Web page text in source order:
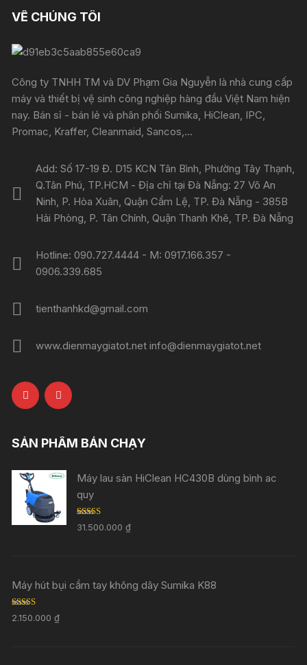
VỀ CHÚNG TÔI
Công ty TNHH TM và DV Phạm Gia Nguyễn là nhà cung cấp
máy và thiết bị vệ sinh công nghiệp hàng đầu Việt Nam hiện
nay. Bán sỉ - bán lẻ và phân phối Sumika, HiClean, IPC,
Promac, Kraffer, Cleanmaid, Sancos,...
Add: Số 17-19 Đ. D15 KCN Tân Bình, Phường Tây Thạnh,
Q.Tân Phú, TP.HCM - Địa chỉ tại Đà Nẵng: 27 Võ An
Ninh, P. Hòa Xuân, Quận Cẩm Lệ, TP. Đà Nẵng - 385B
Hải Phòng, P. Tân Chính, Quận Thanh Khê, TP. Đà Nẵng
Hotline: 090.727.4444 - M: 0917.166.357 -
0906.339.685
tienthanhkd@gmail.com
www.dienmaygiatot.net info@dienmaygiatot.net
SẢN PHẨM BÁN CHẠY
Máy lau sàn HiClean HC430B dùng bình ac
quy
Rated5.00
out of 5
31.500.000₫
Máy hút bụi cầm tay không dây Sumika K88
Rated5.00
out of 5
2.150.000₫